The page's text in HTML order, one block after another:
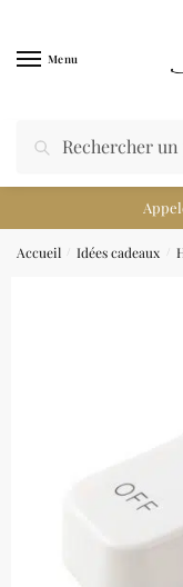
Menu
Accueil Idées cadeaux